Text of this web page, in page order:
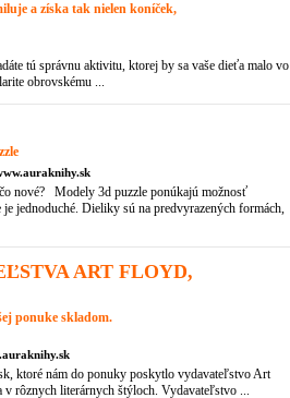
a získa tak nielen koníček,
tú správnu aktivitu, ktorej by sa vaše dieťa malo vo
obrovskému ...
nové? Modely 3d puzzle ponúkajú možnosť
jednoduché. Dieliky sú na predvyrazených formách,
ART FLOYD,
ponuke skladom.
ktoré nám do ponuky poskytlo vydavateľstvo Art
rôznych literárnych štýloch. Vydavateľstvo ...